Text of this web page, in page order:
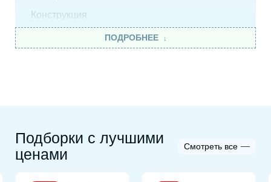
Конструкция
Класс водонепроницаемости : WR50 (5 атм)
Технология экрана : OLED
Интерфейсы, беспроводная связь и
ПОДРОБНЕЕ
Подборки с лучшими
ценами
Смотреть все